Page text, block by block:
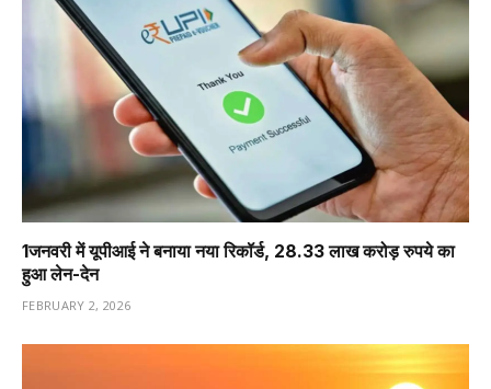
1️जनवरी में यूपीआई ने बनाया नया रिकॉर्ड, 28.33 लाख करोड़ रुपये का
हुआ लेन-देन
FEBRUARY 2, 2026